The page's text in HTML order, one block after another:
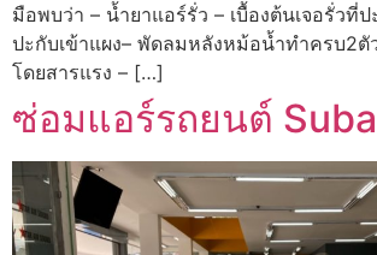
มือพบว่า – น้ำยาแอร์รั่ว – เบื้องต้นเจอรั่วที่
ปะกับเข้าแผง– พัดลมหลังหม้อน้ำทำครบ2ตั
โดยสารแรง – […]
ซ่อมแอร์รถยนต์